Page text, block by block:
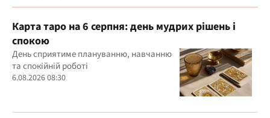
Карта таро на 6 серпня: день мудрих рішень і
спокою
День сприятиме плануванню, навчанню
та спокійній роботі
6.08.2026 08:30